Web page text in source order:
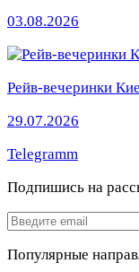
03.08.2026
Рейв-вечеринки
29.07.2026
Telegramm
Подпишись на
Email
Популярные